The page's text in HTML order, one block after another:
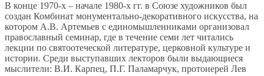
В конце 1970-х – начале 1980-х гг. в Союзе художников был
создан Комбинат монументально-декоративного искусства, на
котором А.В. Артемьев с единомышленниками организовал
православный семинар, где в течение семи лет читались
лекции по святоотеческой литературе, церковной культуре и
истории. Среди выступавших лекторов были выдающиеся
мыслители: В.И. Карпец, П.Г. Паламарчук, протоиерей Лев